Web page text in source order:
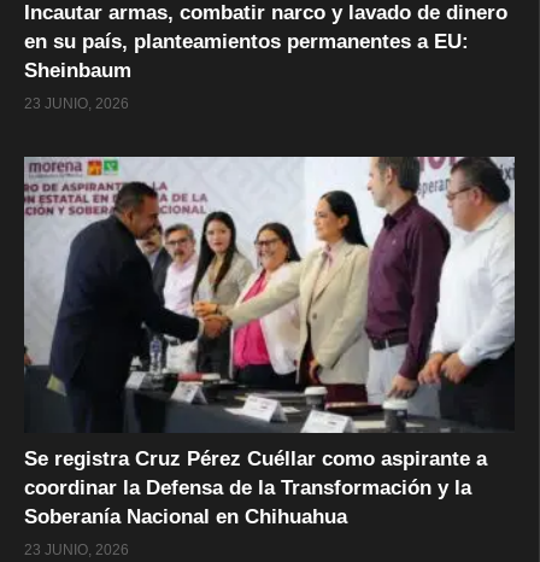
Incautar armas, combatir narco y lavado de dinero
en su país, planteamientos permanentes a EU:
Sheinbaum
23 JUNIO, 2026
Se registra Cruz Pérez Cuéllar como aspirante a
coordinar la Defensa de la Transformación y la
Soberanía Nacional en Chihuahua
23 JUNIO, 2026